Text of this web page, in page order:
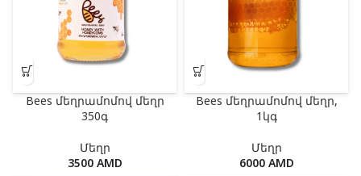
Bees մեղրամոմով մեղր
350գ
Մեղր
3500 AMD
Bees մեղրամոմով մեղր,
1կգ
Մեղր
6000 AMD